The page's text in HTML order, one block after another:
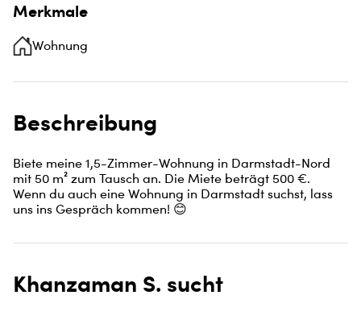
Merkmale
Wohnung
Beschreibung
Biete meine 1,5-Zimmer-Wohnung in Darmstadt-Nord
mit 50 m² zum Tausch an. Die Miete beträgt 500 €.
Wenn du auch eine Wohnung in Darmstadt suchst, lass
uns ins Gespräch kommen! 😊
Khanzaman S. sucht